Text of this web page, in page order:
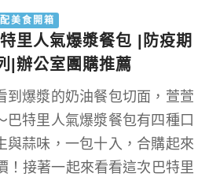
美食開箱
里人氣爆漿餐包 |防疫期
|辦公室團購推薦
到爆漿的奶油餐包切面，萱萱
巴特里人氣爆漿餐包有四種口
與蒜味，一包十入，合購起來
！接著一起來看看這次巴特里